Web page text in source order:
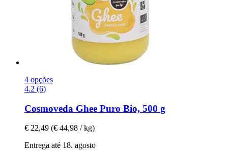
4 opções
4.2 (6)
Cosmoveda Ghee Puro Bio, 500 g
€ 22,49 (€ 44,98 / kg)
Entrega até 18. agosto